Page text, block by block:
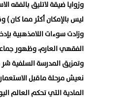
ليس بالإمكان أكثر مما كان
وزادت سوءات اللامذهبية
الفقهي العارم، وظهور
وتمزيق المدرسة السلفية شر
نعيش مرحلة ماقبل
المادية التي تحكم العالم